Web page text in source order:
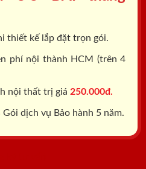
thiết kế lắp đặt trọn gói.
phí nội thành HCM (trên 4
nội thất trị giá 250.000đ.
dịch vụ Bảo hành 5 năm.